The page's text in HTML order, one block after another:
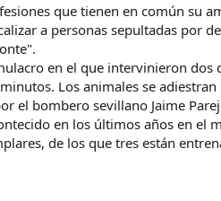
que tienen en común su
a personas sepultadas por
en el que intervinieron dos
Los animales se
bombero sevillano Jaime
en los últimos años en el
de los que tres están